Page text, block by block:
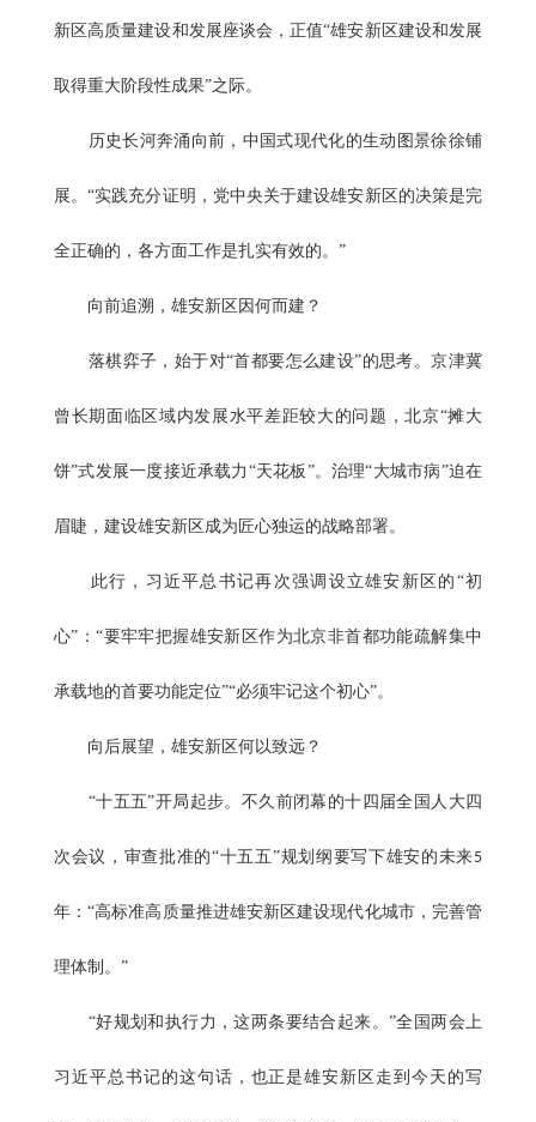
新区高质量建设和发展座谈会，正值“雄安新区建设和发展
取得重大阶段性成果”之际。
历史长河奔涌向前，中国式现代化的生动图景徐徐铺
展。“实践充分证明，党中央关于建设雄安新区的决策是完
全正确的，各方面工作是扎实有效的。”
向前追溯，雄安新区因何而建？
落棋弈子，始于对“首都要怎么建设”的思考。京津冀
曾长期面临区域内发展水平差距较大的问题，北京“摊大
饼”式发展一度接近承载力“天花板”。治理“大城市病”迫在
眉睫，建设雄安新区成为匠心独运的战略部署。
此行，习近平总书记再次强调设立雄安新区的“初
心”：“要牢牢把握雄安新区作为北京非首都功能疏解集中
承载地的首要功能定位”“必须牢记这个初心”。
向后展望，雄安新区何以致远？
“十五五”开局起步。不久前闭幕的十四届全国人大四
次会议，审查批准的“十五五”规划纲要写下雄安的未来5
年：“高标准高质量推进雄安新区建设现代化城市，完善管
理体制。”
“好规划和执行力，这两条要结合起来。”全国两会上
习近平总书记的这句话，也正是雄安新区走到今天的写